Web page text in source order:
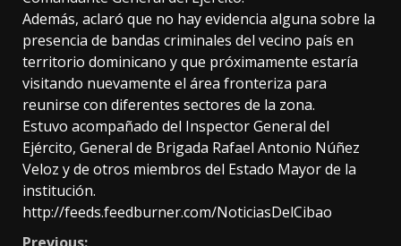
Además, aclaró que no hay evidencia alguna sobre la
presencia de bandas criminales del vecino país en
territorio dominicano y que próximamente estaría
visitando nuevamente el área fronteriza para
reunirse con diferentes sectores de la zona.
Estuvo acompañado del Inspector General del
Ejército, General de Brigada Rafael Antonio Núñez
Veloz y de otros miembros del Estado Mayor de la
institución.
http://feeds.feedburner.com/NoticiasDelCibao